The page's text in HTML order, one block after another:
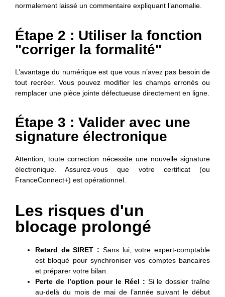
normalement laissé un commentaire expliquant l’anomalie.
Étape 2 : Utiliser la fonction
"corriger la formalité"
L’avantage du numérique est que vous n’avez pas besoin de
tout recréer. Vous pouvez modifier les champs erronés ou
remplacer une pièce jointe défectueuse directement en ligne.
Étape 3 : Valider avec une
signature électronique
Attention, toute correction nécessite une nouvelle signature
électronique. Assurez-vous que votre certificat (ou
FranceConnect+) est opérationnel.
Les risques d'un
blocage prolongé
Retard de SIRET : Sans lui, votre expert-comptable
est bloqué pour synchroniser vos comptes bancaires
et préparer votre bilan.
Perte de l’option pour le Réel : Si le dossier traîne
au-delà du mois de mai de l’année suivant le début